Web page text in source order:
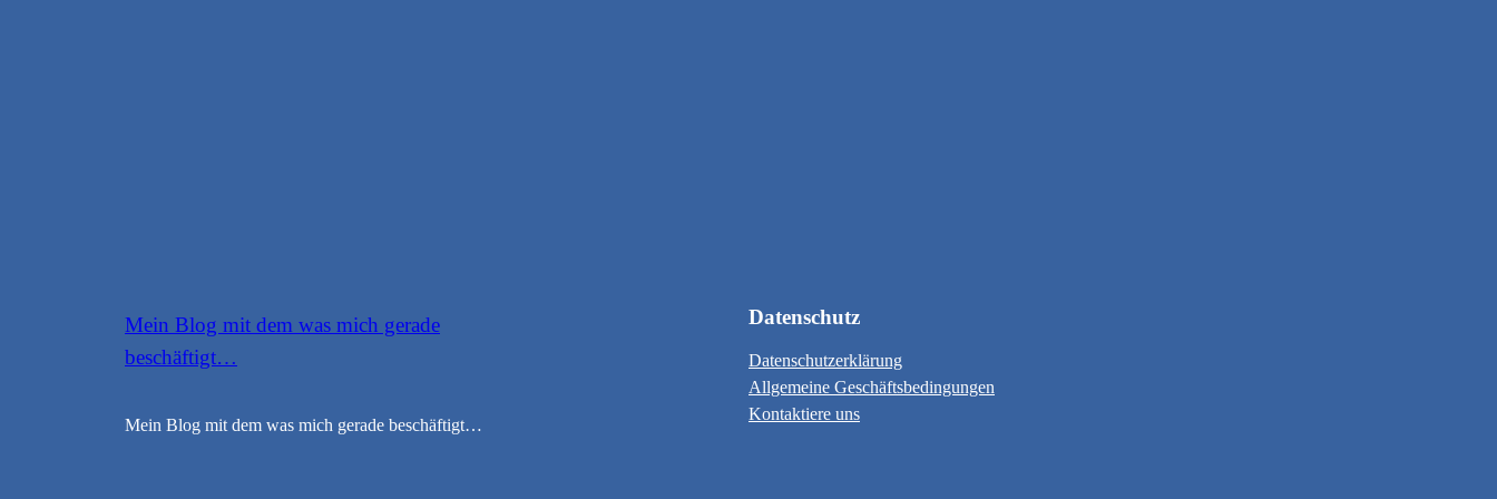
Mein Blog mit dem was mich gerade
beschäftigt…
Mein Blog mit dem was mich gerade beschäftigt…
Datenschutz
Datenschutzerklärung
Allgemeine Geschäftsbedingungen
Kontaktiere uns